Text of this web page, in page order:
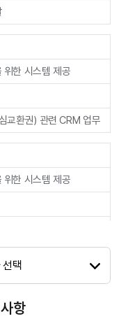
, 이동통신사
, 이용요금 미납으로 인
일, 신용정보사 위임예정
체금액, 납부기한, 제공
), 개인식별정보(DI), 이
관리번호, 미성년자의 경
정보(DI)
까지
행정안전부, 경찰청, 법
증 얼굴사진으로부터 특
및 대리인의 고유식별번
판매
), 수납, 로밍, 통화품질
위한 시스템 제공
교환권) 관련 CRM 업무
위한 시스템 제공
선택
항